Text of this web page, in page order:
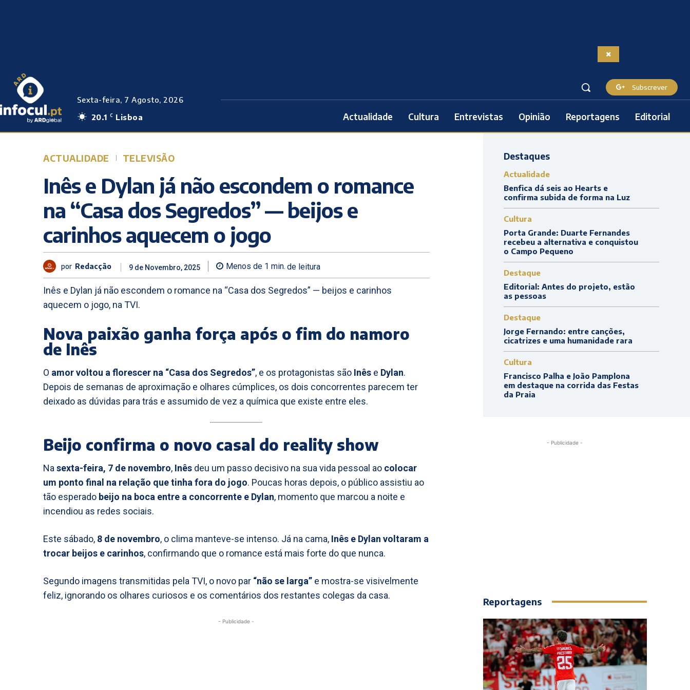
Sexta-feira, 7 Agosto, 2026
20.1 C Lisboa
Subscrever
Actualidade Cultura Entrevistas Opinião Reportagens Editorial
ACTUALIDADE TELEVISÃO
Inês e Dylan já não escondem o romance
na “Casa dos Segredos” — beijos e
carinhos aquecem o jogo
por Redacção 9 de Novembro, 2025 Menos de 1 min. de leitura
Inês e Dylan já não escondem o romance na “Casa dos Segredos” — beijos e carinhos
aquecem o jogo, na TVI.
Nova paixão ganha força após o fim do namoro
de Inês
O amor voltou a florescer na “Casa dos Segredos”, e os protagonistas são Inês e Dylan.
Depois de semanas de aproximação e olhares cúmplices, os dois concorrentes parecem ter
deixado as dúvidas para trás e assumido de vez a química que existe entre eles.
Beijo confirma o novo casal do reality show
Na sexta-feira, 7 de novembro, Inês deu um passo decisivo na sua vida pessoal ao colocar
um ponto final na relação que tinha fora do jogo. Poucas horas depois, o público assistiu ao
tão esperado beijo na boca entre a concorrente e Dylan, momento que marcou a noite e
incendiou as redes sociais.
Este sábado, 8 de novembro, o clima manteve-se intenso. Já na cama, Inês e Dylan voltaram a
trocar beijos e carinhos, confirmando que o romance está mais forte do que nunca.
Segundo imagens transmitidas pela TVI, o novo par “não se larga” e mostra-se visivelmente
feliz, ignorando os olhares curiosos e os comentários dos restantes colegas da casa.
- Publicidade -
Destaques
Actualidade
Benfica dá seis ao Hearts e
confirma subida de forma na Luz
Cultura
Porta Grande: Duarte Fernandes
recebeu a alternativa e conquistou
o Campo Pequeno
Destaque
Editorial: Antes do projeto, estão
as pessoas
Destaque
Jorge Fernando: entre canções,
cicatrizes e uma humanidade rara
Cultura
Francisco Palha e João Pamplona
em destaque na corrida das Festas
da Praia
- Publicidade -
Reportagens